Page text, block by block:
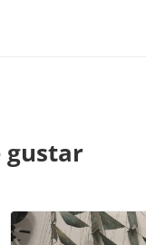
gustar